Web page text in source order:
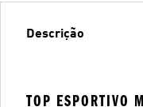
Descrição
TOP ESPORTIVO